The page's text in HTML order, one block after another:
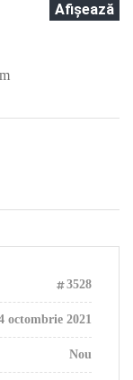
Afişează
3528
octombrie 2021
Nou